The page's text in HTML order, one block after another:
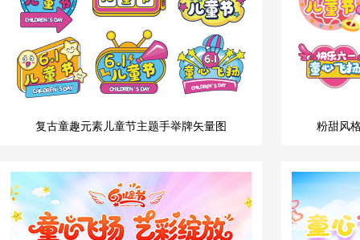
复古童趣元素儿童节主题手举牌矢量图 粉甜风